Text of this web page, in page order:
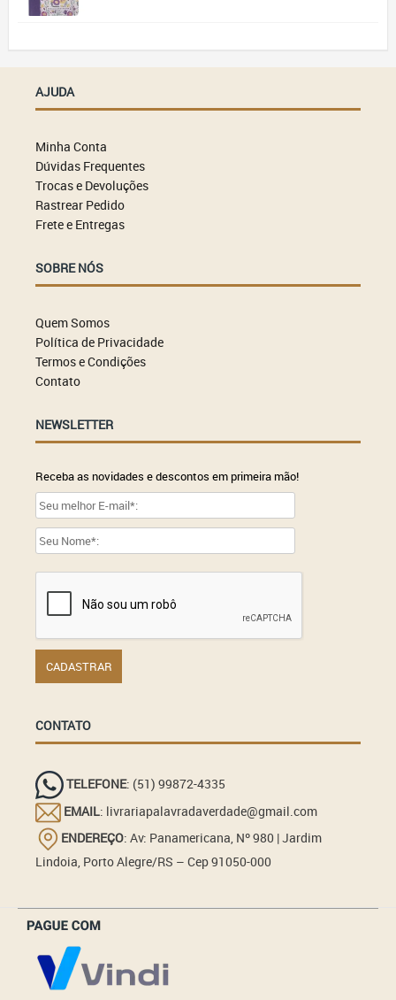
AJUDA
Minha Conta
Dúvidas Frequentes
Trocas e Devoluções
Rastrear Pedido
Frete e Entregas
SOBRE NÓS
Quem Somos
Política de Privacidade
Termos e Condições
Contato
NEWSLETTER
Receba as novidades e descontos em primeira mão!
CONTATO
TELEFONE: (51) 99872-4335
EMAIL: livrariapalavradaverdade@gmail.com
ENDEREÇO: Av: Panamericana, Nº 980 | Jardim
Lindoia, Porto Alegre/RS – Cep 91050-000